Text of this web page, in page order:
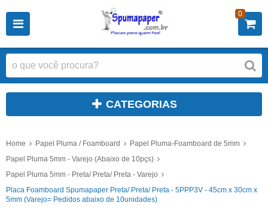
0
CATEGORIAS
Home Papel Pluma / Foamboard
Papel Pluma-Foamboard de 5mm
Papel Pluma 5mm - Varejo (Abaixo de 10pçs)
Papel Pluma 5mm - Preta/ Preta/ Preta - Varejo
Placa Foamboard Spumapaper Preta/ Preta/ Preta - 5PPP3V - 45cm x 30cm x
5mm (Varejo= Pedidos abaixo de 10unidades)